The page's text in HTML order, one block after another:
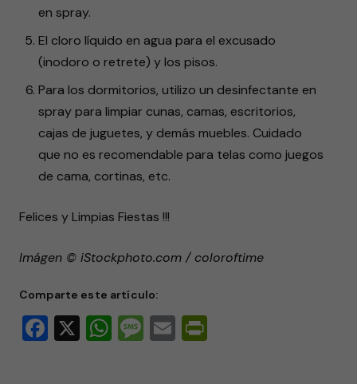
en spray.
El cloro líquido en agua para el excusado
(inodoro o retrete) y los pisos.
Para los dormitorios, utilizo un desinfectante en
spray para limpiar cunas, camas, escritorios,
cajas de juguetes, y demás muebles. Cuidado
que no es recomendable para telas como juegos
de cama, cortinas, etc.
Felices y Limpias Fiestas !!!
Imágen © iStockphoto.com / coloroftime
Comparte este artículo:
Facebook
X WhatsApp
Message
Email